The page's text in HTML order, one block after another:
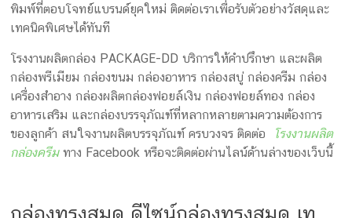
พิมพ์ที่ตอบโจทย์แบรนด์ยุคใหม่ ติดต่อเราเพื่อรับตัวอย่างวัสดุและ
เทคนิคพิเศษได้ทันที
โรงงานผลิตกล่อง PACKAGE-DD บริการให้คำปรึกษา และผลิต
กล่องพรีเมียม กล่องขนม กล่องอาหาร กล่องสบู่ กล่องครีม กล่อง
เครื่องสำอาง กล่องผลิตกล่องฟอยล์เงิน กล่องฟอยล์ทอง กล่อง
อาหารเสริม และกล่องบรรจุภัณฑ์ที่หลากหลายตามความต้องการ
ของลูกค้า สนใจงานผลิตบรรจุภัณฑ์ ครบวงจร ติดต่อ
โรงงานผลิต
กล่องครีม ทาง Facebook หรือจะติดต่อผ่านไลน์ด้านล่างของเว็บนี้